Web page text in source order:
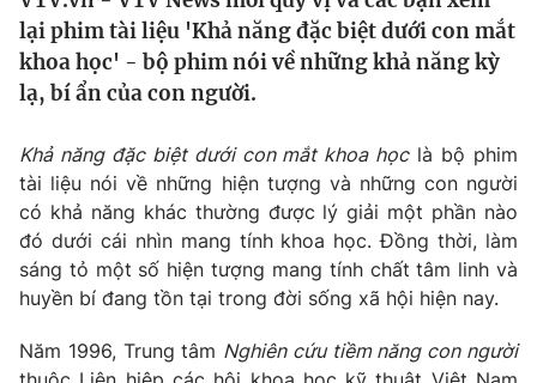
Tin tức
Thế giới đó đây
Câu chuyện quốc tế
Kinh tế
Tài chính
Góc doanh nghiệp
Dữ liệu và đời sống
Truyền hình
Phim VTV
Hậu trường
Nhân vật
Khán giả
Giải trí
Điện ảnh
Âm nhạc
Đời sống
Du lịch
lại phim tài liệu 'Khả năng đặc biệt dưới con mắt
khoa học' - bộ phim nói về những khả năng kỳ
lạ, bí ẩn của con người.
Khả năng đặc biệt dưới con mắt khoa họclà bộ phim
tài liệu nói về những hiện tượng và những con người
có khả năng khác thường được lý giải một phần nào
đó dưới cái nhìn mang tính khoa học. Đồng thời, làm
sáng tỏ một số hiện tượng mang tính chất tâm linh và
huyền bí đang tồn tại trong đời sống xã hội hiện nay.
Năm 1996, Trung tâm Nghiên cứu tiềm năng con người